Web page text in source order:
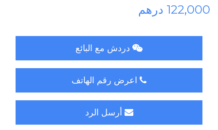
122,000 درهم
دردش مع البائع
اعرض رقم الهاتف
أرسل الرد